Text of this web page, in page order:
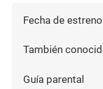
Fecha de estreno
También
Guía parental